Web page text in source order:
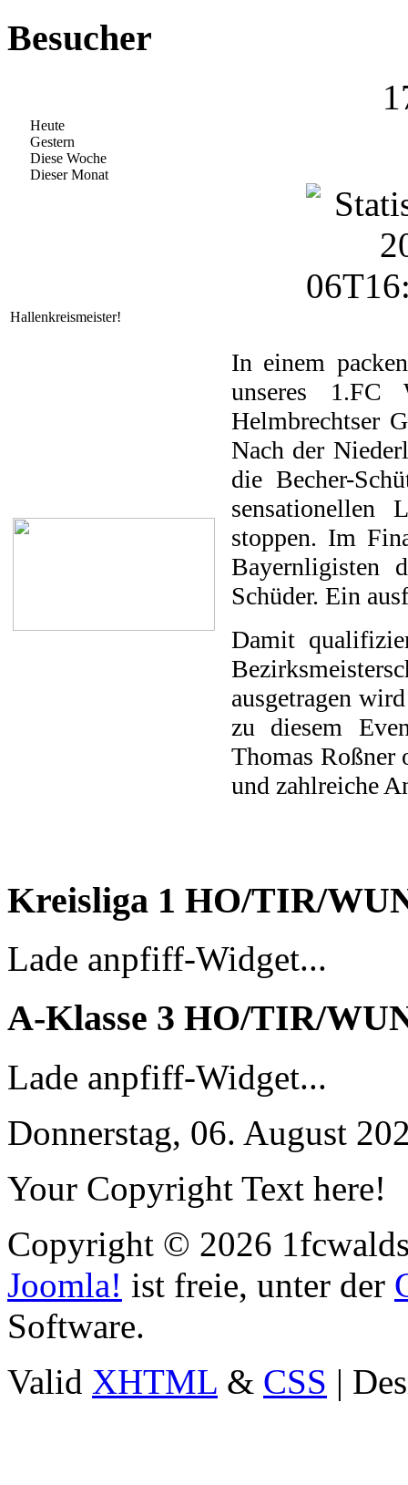
Besucher
Heute
Gestern
Diese Woche
Dieser Monat
Hallenkreismeister!
In einem
unseres 1.FC
Helmbrechtser
Nach der
die Becher-
stoppen. Im
Bayernligisten
Schüder. Ein
Damit
ausgetragen
zu diesem
Thomas Roßner
und zahlreiche
Kreisliga 1 HO/TIR/
Lade anpfiff-Widget...
A-Klasse 3 HO/TIR/
Lade anpfiff-Widget...
Donnerstag, 06. August
Your Copyright Text here!
Copyright © 2026
Joomla! ist freie, unter der
Software.
Valid XHTML & CSS |